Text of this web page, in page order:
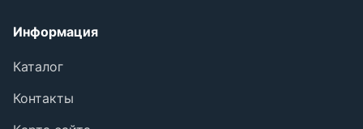
Информация
Каталог
Контакты